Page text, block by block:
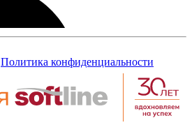
Политика конфиденциальности